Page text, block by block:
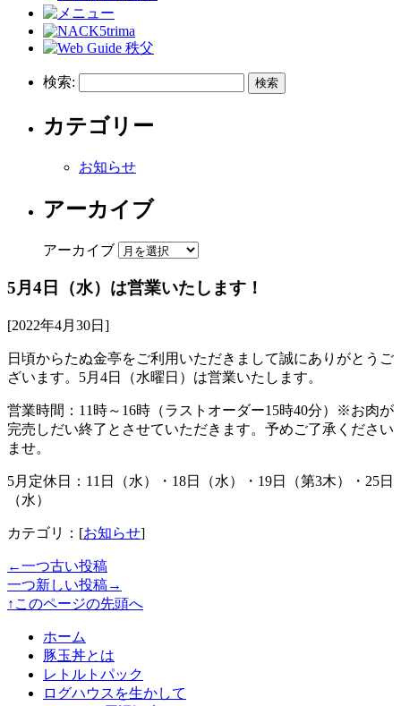
検索:
カテゴリー
お知らせ
アーカイブ
アーカイブ
5月4日（水）は営業いたします！
[2022年4月30日]
日頃からたぬ金亭をご利用いただきまして誠にありがとうご
ざいます。5月4日（水曜日）は営業いたします。
営業時間：11時～16時（ラストオーダー15時40分）※お肉が
完売しだい終了とさせていただきます。予めご了承ください
ませ。
5月定休日：11日（水）・18日（水）・19日（第3木）・25日
（水）
カテゴリ：[お知らせ]
←一つ古い投稿
一つ新しい投稿→
↑このページの先頭へ
ホーム
豚玉丼とは
レトルトパック
ログハウスを生かして